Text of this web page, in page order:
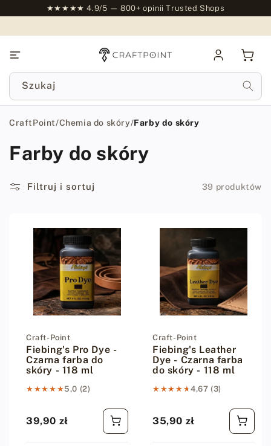
★★★★★ 4.9/5 — 800+ opinii Trusted Shops
się
Szukaj
CraftPoint/Chemia do skóry/Farby do skóry
Farby do skóry
Filtruj i sortuj 39 produktów
Dostawca:
Craft-Point
Fiebing's Pro Dye -
Czarna farba do
skóry - 118 ml
★★★★★
★★★★★5,0 (2)
Cena regularna
39,90 zł
Dostawca:
Craft-Point
Fiebing's Leather
Dye - Czarna farba
do skóry - 118 ml
★★★★★
★★★★★4,67 (3)
Cena regularna
35,90 zł